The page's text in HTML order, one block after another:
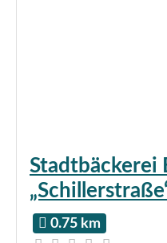
Stadtbäckerei
0.75 km